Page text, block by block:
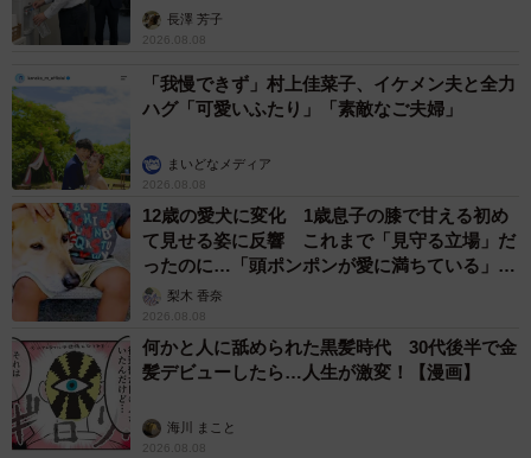
説】長澤 芳子
2026.08.08
「我慢できず」村上佳菜子、イケメン夫と全力
ハグ「可愛いふたり」「素敵なご夫婦」
まいどなメディア
2026.08.08
12歳の愛犬に変化 1歳息子の膝で甘える初め
て見せる姿に反響 これまで「見守る立場」だ
ったのに…「頭ポンポンが愛に満ちている」
「尊…」
梨木 香奈
2026.08.08
何かと人に舐められた黒髪時代 30代後半で金
髪デビューしたら…人生が激変！【漫画】
海川 まこと
2026.08.08